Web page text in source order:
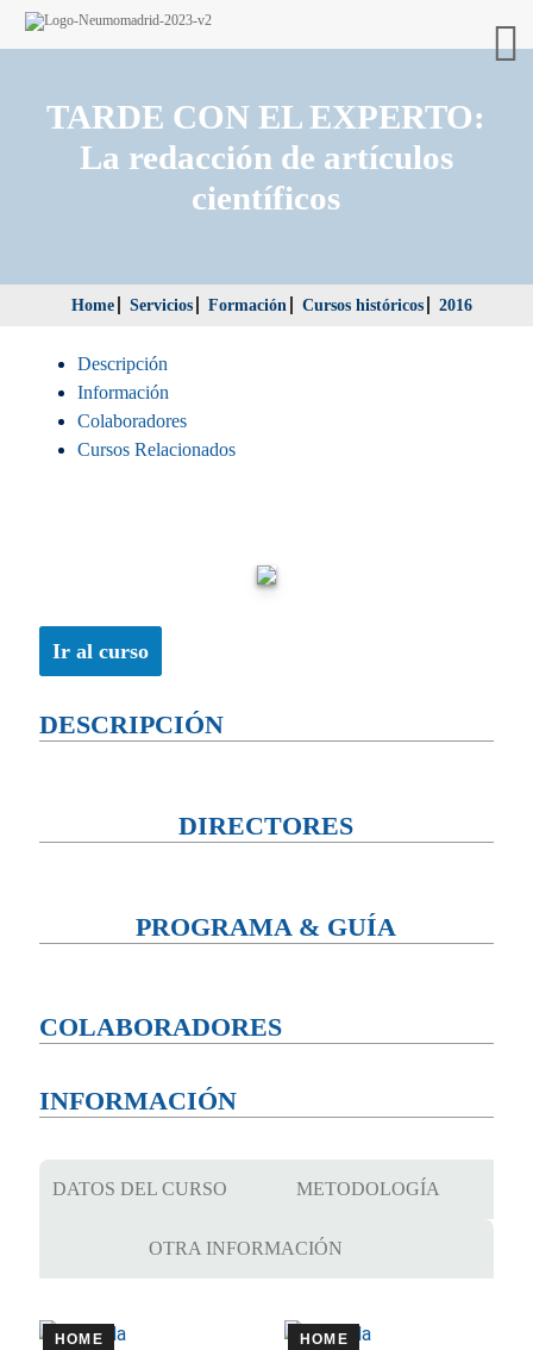
TARDE CON EL EXPERTO:
La redacción de artículos
científicos
Home Servicios Formación Cursos históricos 2016
Descripción
Información
Colaboradores
Cursos Relacionados
DESCRIPCIÓN
DIRECTORES
PROGRAMA & GUÍA
COLABORADORES
INFORMACIÓN
DATOS DEL CURSO METODOLOGÍA
OTRA INFORMACIÓN
Ir al curso
HOME HOME